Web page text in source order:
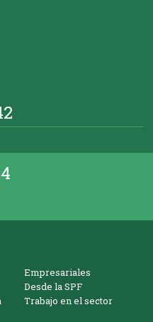
Empresariales
Desde la SPF
Trabajo en el sector